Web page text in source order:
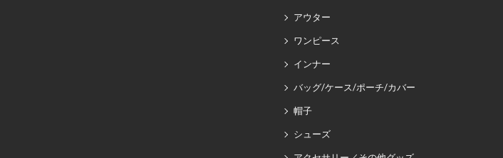
アウター
ワンピース
インナー
バッグ/ケース/ポーチ/カバー
帽子
シューズ